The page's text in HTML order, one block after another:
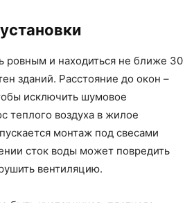
ровным и находиться не ближе 30
зданий. Расстояние до окон –
исключить шумовое
теплого воздуха в жилое
монтаж под свесами
сток воды может повредить
вентиляцию.